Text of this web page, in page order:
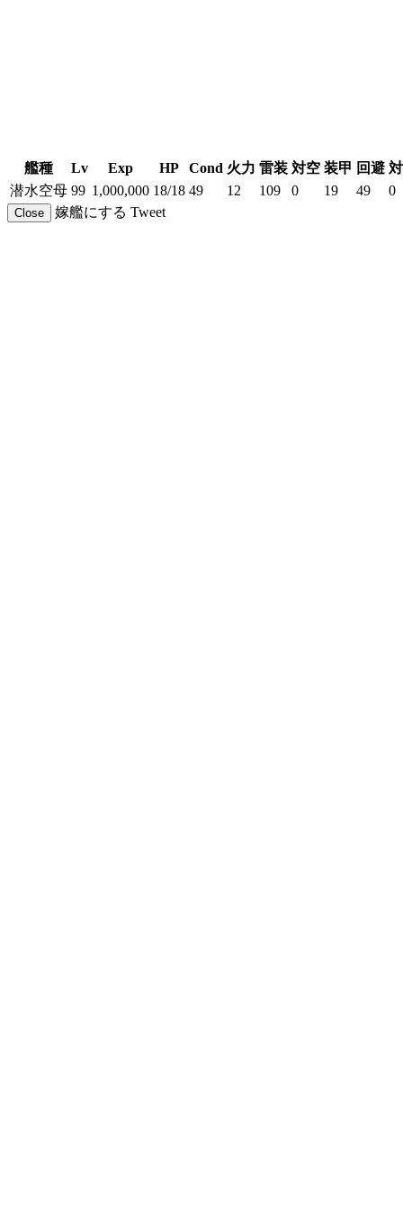
艦種 Lv Exp HP Cond 火力 雷装 対空 装甲 回避
潜水空母 99 1,000,000 18/18 49 12 109 0 19 49 0
Close 嫁艦にする Tweet